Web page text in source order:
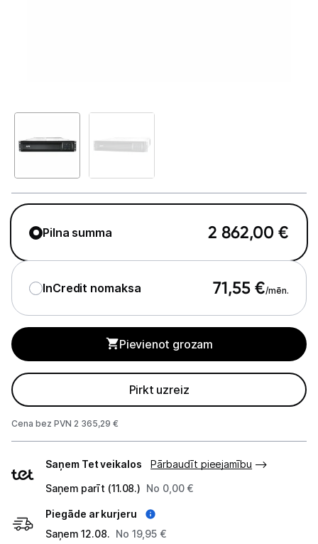
Projektori un ekrāni
Biroja piederumi
Tīrīšanas līdzekļi
UPS un sprieguma stabilizatori
Skaistumkopšana
Sports un atpūta
Pilna summa 2 862,00 €
InCredit nomaksa 71,55 €/mēn.
Pievienot grozam
Pirkt uzreiz
Cena bez PVN 2 365,29 €
veidi
Saņem Tet veikalos
Pārbaudīt pieejamību
Saņem parīt (11.08.) No 0,00 €
Piegāde ar kurjeru
Saņem 12.08. No 19,95 €